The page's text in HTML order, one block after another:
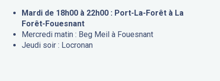
Mardi de 18h00 à 22h00 : Port-La-Forêt à La
Forêt-Fouesnant
Mercredi matin : Beg Meil à Fouesnant
Jeudi soir : Locronan